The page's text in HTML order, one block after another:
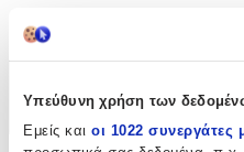
Υπεύθυνη χρήση των
Εμείς και οι 1022 συνεργάτες
+